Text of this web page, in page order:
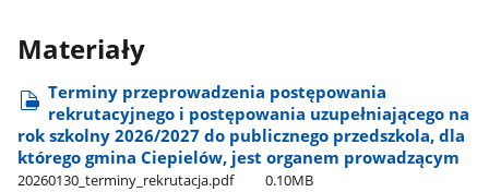
Materiały
Terminy przeprowadzenia postępowania
rekrutacyjnego i postępowania uzupełniającego na
rok szkolny 2026/2027 do publicznego przedszkola, dla
którego gmina Ciepielów, jest organem prowadzącym
20260130​_terminy​_rekrutacja.pdf 0.10MB